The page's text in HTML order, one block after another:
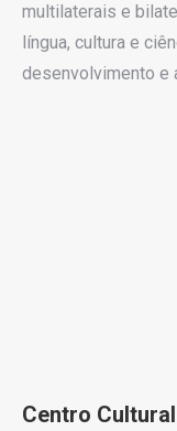
multilaterais e
língua, cultura e
desenvolvimento e
Centro